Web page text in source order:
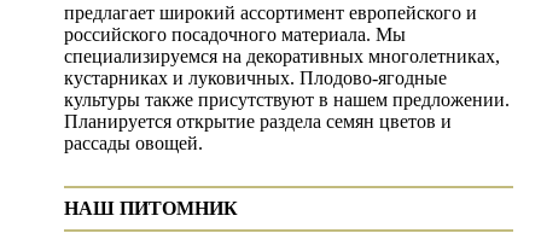
предлагает широкий ассортимент европейского и
российского посадочного материала. Мы
специализируемся на декоративных многолетниках,
кустарниках и луковичных. Плодово-ягодные
культуры также присутствуют в нашем предложении.
Планируется открытие раздела семян цветов и
рассады овощей.
НАШ ПИТОМНИК